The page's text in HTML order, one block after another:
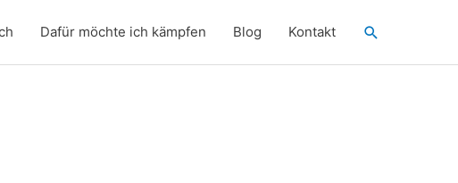
Dafür möchte ich kämpfen Blog Kontakt Suchen